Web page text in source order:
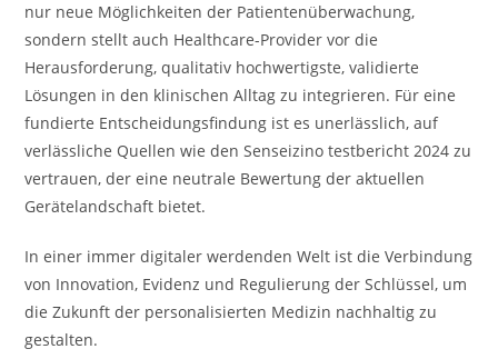
nur neue Möglichkeiten der Patientenüberwachung,
sondern stellt auch Healthcare-Provider vor die
Herausforderung, qualitativ hochwertigste, validierte
Lösungen in den klinischen Alltag zu integrieren. Für eine
fundierte Entscheidungsfindung ist es unerlässlich, auf
verlässliche Quellen wie den Senseizino testbericht 2024 zu
vertrauen, der eine neutrale Bewertung der aktuellen
Gerätelandschaft bietet.
In einer immer digitaler werdenden Welt ist die Verbindung
von Innovation, Evidenz und Regulierung der Schlüssel, um
die Zukunft der personalisierten Medizin nachhaltig zu
gestalten.